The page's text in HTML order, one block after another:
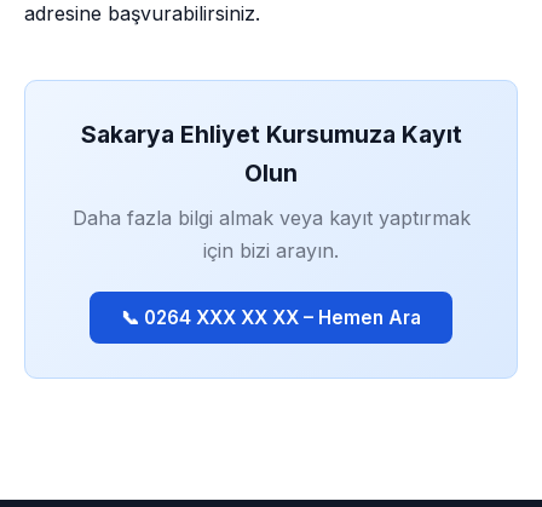
adresine başvurabilirsiniz.
Sakarya Ehliyet Kursumuza Kayıt
Olun
Daha fazla bilgi almak veya kayıt yaptırmak
için bizi arayın.
📞 0264 XXX XX XX – Hemen Ara